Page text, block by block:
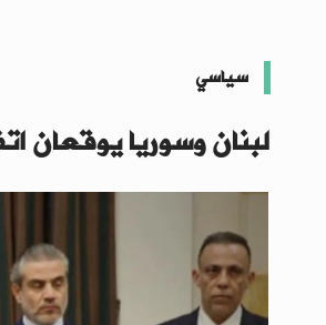
سياسي
لبنان وسوريا يوقعان